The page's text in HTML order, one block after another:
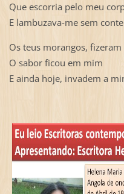
Que escorria pelo meu
E lambuzava-me sem
Os teus morangos,
O sabor ficou em mim
E ainda hoje, invadem a